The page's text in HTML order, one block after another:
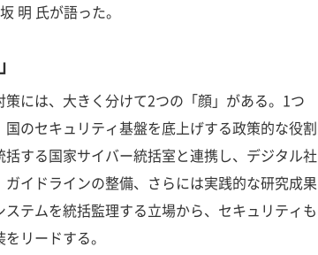
明 氏が語った。
には、大きく分けて2つの「顔」がある。1つ
のセキュリティ基盤を底上げする政策的な役割
する国家サイバー統括室と連携し、デジタル社
イドラインの整備、さらには実践的な研究成果
テムを統括監理する立場から、セキュリティも
リードする。